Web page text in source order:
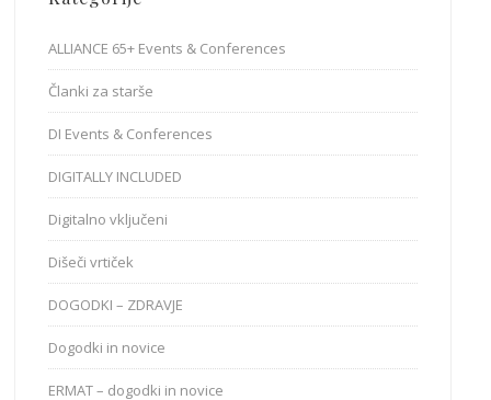
ALLIANCE 65+ Events & Conferences
Članki za starše
DI Events & Conferences
DIGITALLY INCLUDED
Digitalno vključeni
Dišeči vrtiček
DOGODKI – ZDRAVJE
Dogodki in novice
ERMAT – dogodki in novice